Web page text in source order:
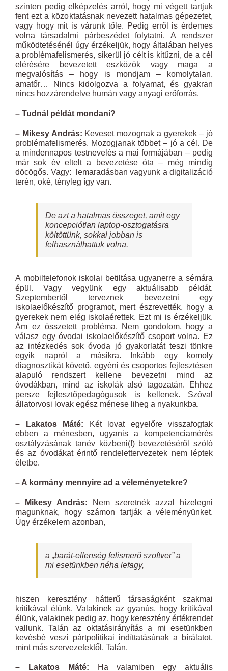
szinten pedig elképzelés arról, hogy mi végett tartjuk
fent ezt a közoktatásnak nevezett hatalmas gépezetet,
vagy hogy mit is várunk tőle. Pedig erről is érdemes
volna társadalmi párbeszédet folytatni. A rendszer
működtetésénél úgy érzékeljük, hogy általában helyes
a problémafelismerés, sikerül jó célt is kitűzni, de a cél
elérésére bevezetett eszközök vagy maga a
megvalósítás – hogy is mondjam – komolytalan,
amatőr… Nincs kidolgozva a folyamat, és gyakran
nincs hozzárendelve humán vagy anyagi erőforrás.
– Tudnál példát mondani?
– Mikesy András: Keveset mozognak a gyerekek – jó
problémafelismerés. Mozogjanak többet – jó a cél. De
a mindennapos testnevelés a mai formájában – pedig
már sok év eltelt a bevezetése óta – még mindig
döcögős. Vagy: lemaradásban vagyunk a digitalizáció
terén, oké, tényleg így van.
De azt a hatalmas összeget, amit egy
koncepciótlan laptop-osztogatásra
költöttünk, sokkal jobban is
felhasználhattuk volna.
A mobiltelefonok iskolai betiltása ugyanerre a sémára
épül. Vagy vegyünk egy aktuálisabb példát.
Szeptembertől terveznek bevezetni egy
iskolaelőkészítő programot, mert észrevették, hogy a
gyerekek nem elég iskolaérettek. Ezt mi is érzékeljük.
Ám ez összetett probléma. Nem gondolom, hogy a
válasz egy óvodai iskolaelőkészítő csoport volna. Ez
az intézkedés sok óvoda jó gyakorlatát teszi tönkre
egyik napról a másikra. Inkább egy komoly
diagnosztikát követő, egyéni és csoportos fejlesztésen
alapuló rendszert kellene bevezetni mind az
óvodákban, mind az iskolák alsó tagozatán. Ehhez
persze fejlesztőpedagógusok is kellenek. Szóval
állatorvosi lovak egész ménese liheg a nyakunkba.
– Lakatos Máté:
Két lovat egyelőre visszafogtak
ebben a ménesben, ugyanis a kompetenciamérés
osztályzásának tanév közbeni(!) bevezetéséről szóló
és az óvodákat érintő rendelettervezetek nem léptek
életbe.
– A kormány mennyire ad a véleményetekre?
– Mikesy András: Nem szeretnék azzal hízelegni
magunknak, hogy számon tartják a véleményünket.
Úgy érzékelem azonban,
a „barát-ellenség felismerő szoftver” a
mi esetünkben néha lefagy,
hiszen keresztény hátterű társaságként szakmai
kritikával élünk. Valakinek az gyanús, hogy kritikával
élünk, valakinek pedig az, hogy keresztény értékrendet
vallunk. Talán az oktatásirányítás a mi esetünkben
kevésbé veszi pártpolitikai indíttatásúnak a bírálatot,
mint más szervezetektől. Talán.
– Lakatos Máté: Ha valamiben egy aktuális